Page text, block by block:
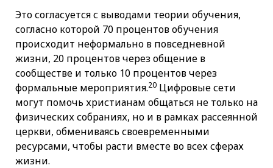
Это согласуется с выводами теории обучения,
согласно которой 70 процентов обучения
происходит неформально в повседневной
жизни, 20 процентов через общение в
сообществе и только 10 процентов через
формальные мероприятия.20 Цифровые сети
могут помочь христианам общаться не только на
физических собраниях, но и в рамках рассеянной
церкви, обмениваясь своевременными
ресурсами, чтобы расти вместе во всех сферах
жизни.